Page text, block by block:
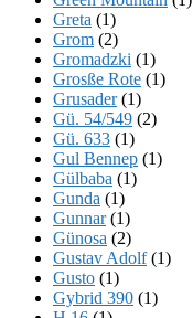
Greta (1)
Grom (2)
Gromadzki (1)
Grosße Rote (1)
Grusader(1)
Gü. 54/549 (2)
Gü. 633 (1)
Gul Bennep (1)
Gülbaba (1)
Gunda (1)
Gunnar(1)
Günosa (2)
Gustav Adolf(1)
Gusto (1)
Gybrid 390 (1)